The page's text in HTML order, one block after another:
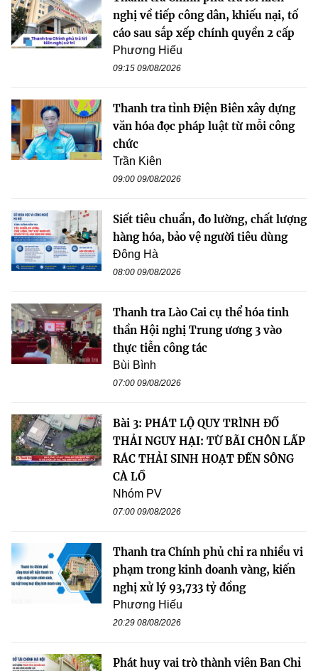
nghị về tiếp công dân, khiếu nại, tố
cáo sau sắp xếp chính quyền 2 cấp
Phương Hiếu
09:15 09/08/2026
Thanh tra tỉnh Điện Biên xây dựng
văn hóa đọc pháp luật từ mỗi công
chức
Trần Kiên
09:00 09/08/2026
Siết tiêu chuẩn, đo lường, chất lượng
hàng hóa, bảo vệ người tiêu dùng
Đông Hà
08:00 09/08/2026
Thanh tra Lào Cai cụ thể hóa tinh
thần Hội nghị Trung ương 3 vào
thực tiễn công tác
Bùi Bình
07:00 09/08/2026
Bài 3: PHÁT LỘ QUY TRÌNH ĐỔ
THẢI NGUY HẠI: TỪ BÃI CHÔN LẤP
RÁC THẢI SINH HOẠT ĐẾN SÔNG
CÀ LỒ
Nhóm PV
07:00 09/08/2026
Thanh tra Chính phủ chỉ ra nhiều vi
phạm trong kinh doanh vàng, kiến
nghị xử lý 93,733 tỷ đồng
Phương Hiếu
20:29 08/08/2026
Phát huy vai trò thành viên Ban Chỉ